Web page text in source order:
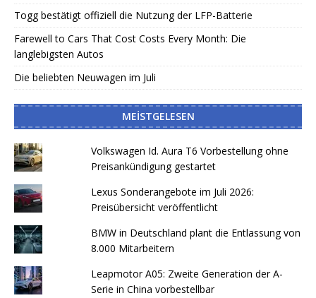
Togg bestätigt offiziell die Nutzung der LFP-Batterie
Farewell to Cars That Cost Costs Every Month: Die
langlebigsten Autos
Die beliebten Neuwagen im Juli
MEISTGELESEN
Volkswagen Id. Aura T6 Vorbestellung ohne
Preisankündigung gestartet
Lexus Sonderangebote im Juli 2026:
Preisübersicht veröffentlicht
BMW in Deutschland plant die Entlassung von
8.000 Mitarbeitern
Leapmotor A05: Zweite Generation der A-
Serie in China vorbestellbar